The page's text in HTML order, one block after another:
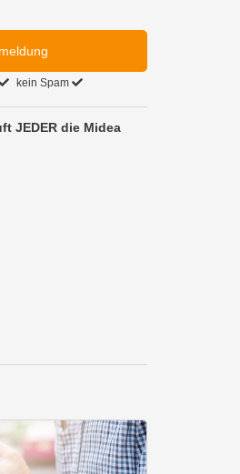
kein Spam
JEDER die Midea